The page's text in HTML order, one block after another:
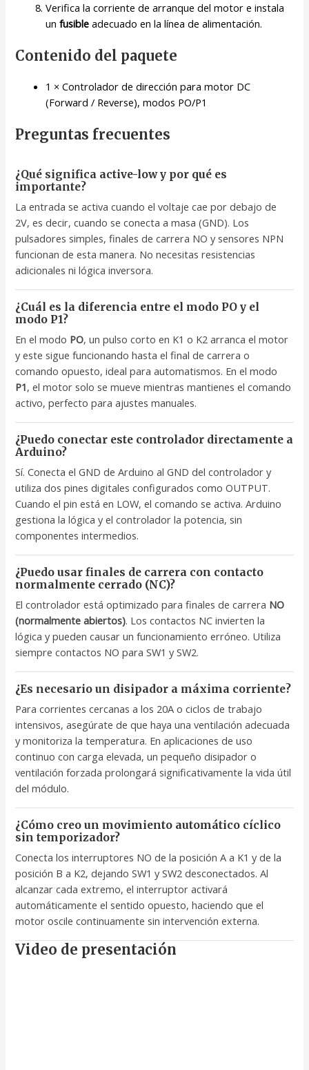
Verifica la corriente de arranque del motor e instala
unfusible adecuado en la línea de alimentación.
Contenido del paquete
1 × Controlador de dirección para motor DC
(Forward / Reverse), modos PO/P1
Preguntas frecuentes
¿Qué significa active-low y por qué es
importante?
La entrada se activa cuando el voltaje cae por debajo de
2V, es decir, cuando se conecta a masa (GND). Los
pulsadores simples, finales de carrera NO y sensores NPN
funcionan de esta manera. No necesitas resistencias
adicionales ni lógica inversora.
¿Cuál es la diferencia entre el modo PO y el
modo P1?
En el modo PO, un pulso corto en K1 o K2 arranca el motor
y este sigue funcionando hasta el final de carrera o
comando opuesto, ideal para automatismos. En el modo
P1, el motor solo se mueve mientras mantienes el comando
activo, perfecto para ajustes manuales.
¿Puedo conectar este controlador directamente a
Arduino?
Sí. Conecta el GND de Arduino al GND del controlador y
utiliza dos pines digitales configurados como OUTPUT.
Cuando el pin está en LOW, el comando se activa. Arduino
gestiona la lógica y el controlador la potencia, sin
componentes intermedios.
¿Puedo usar finales de carrera con contacto
normalmente cerrado (NC)?
El controlador está optimizado para finales de carrera NO
(normalmente abiertos). Los contactos NC invierten la
lógica y pueden causar un funcionamiento erróneo. Utiliza
siempre contactos NO para SW1 y SW2.
¿Es necesario un disipador a máxima corriente?
Para corrientes cercanas a los 20A o ciclos de trabajo
intensivos, asegúrate de que haya una ventilación adecuada
y monitoriza la temperatura. En aplicaciones de uso
continuo con carga elevada, un pequeño disipador o
ventilación forzada prolongará significativamente la vida útil
del módulo.
¿Cómo creo un movimiento automático cíclico
sin temporizador?
Conecta los interruptores NO de la posición A a K1 y de la
posición B a K2, dejando SW1 y SW2 desconectados. Al
alcanzar cada extremo, el interruptor activará
automáticamente el sentido opuesto, haciendo que el
motor oscile continuamente sin intervención externa.
Video de presentación